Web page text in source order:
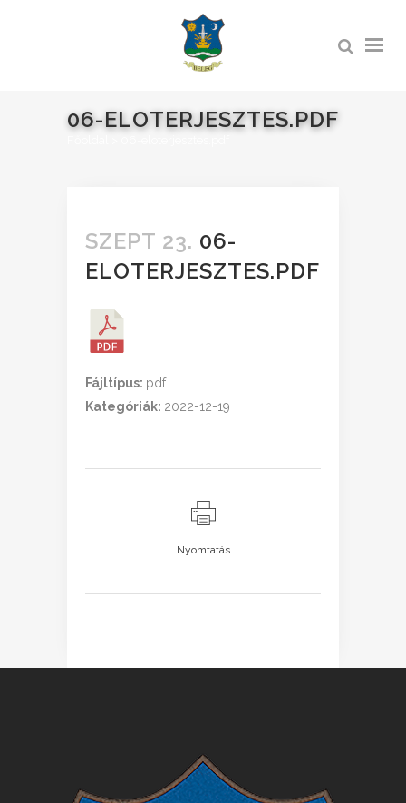
06-ELOTERJESZTES.PDF
SZEPT 23. 06-
ELOTERJESZTES.PDF
Fájltípus: pdf
Kategóriák: 2022-12-19
Nyomtatás